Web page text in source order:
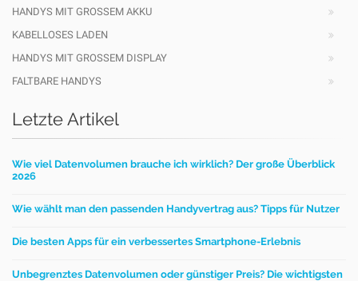
HANDYS MIT GROSSEM AKKU
KABELLOSES LADEN
HANDYS MIT GROSSEM DISPLAY
FALTBARE HANDYS
Letzte Artikel
Wie viel Datenvolumen brauche ich wirklich? Der große Überblick
2026
Wie wählt man den passenden Handyvertrag aus? Tipps für Nutzer
Die besten Apps für ein verbessertes Smartphone-Erlebnis
Unbegrenztes Datenvolumen oder günstiger Preis? Die wichtigsten